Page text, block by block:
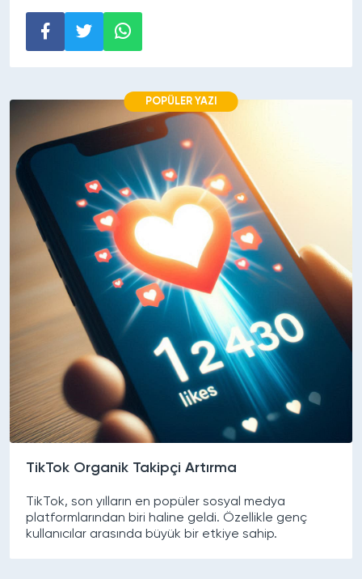
POPÜLER YAZI
TikTok Organik Takipçi Artırma
TikTok, son yılların en popüler sosyal medya
platformlarından biri haline geldi. Özellikle genç
kullanıcılar arasında büyük bir etkiye sahip.